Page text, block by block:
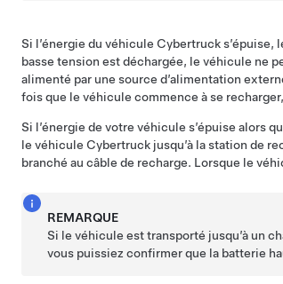
Si l’énergie du véhicule Cybertrucks’épuise,
basse tension est déchargée, le véhicule ne
alimenté par une source d’alimentation
fois que le véhicule commence à se
Si l’énergie de votre véhicule s’épuise alors
le véhicule Cybertruck jusqu’à la station de
branché au câble de recharge. Lorsque le
REMARQUE
Si le véhicule est transporté jusqu’à un
vous puissiez confirmer que la batterie